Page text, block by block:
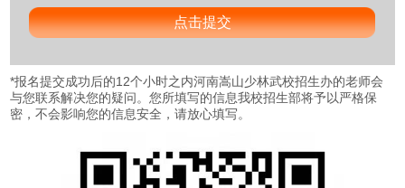
*报名提交成功后的12个小时之内河南嵩山少林武校招生办的老师会
与您联系解决您的疑问。您所填写的信息我校招生部将予以严格保
密，不会影响您的信息安全，请放心填写。